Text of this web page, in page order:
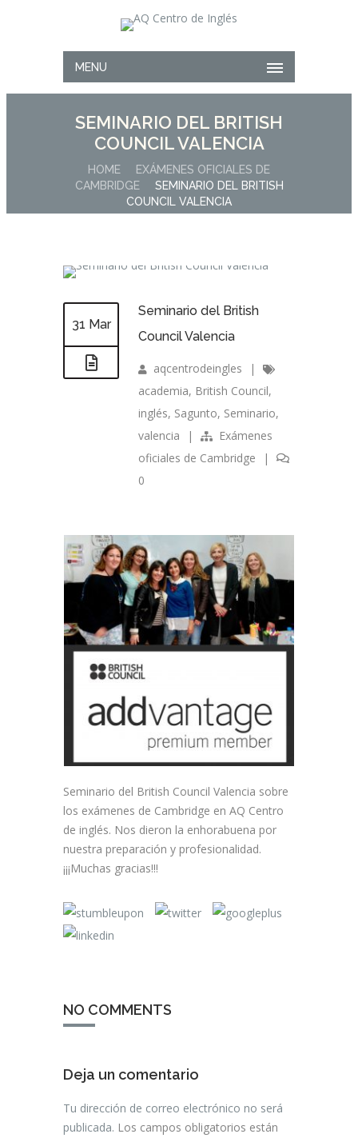
MENU
SEMINARIO DEL BRITISH
COUNCIL VALENCIA
HOME
EXÁMENES OFICIALES DE
CAMBRIDGE
SEMINARIO DEL BRITISH
COUNCIL VALENCIA
31 Mar
Seminario del British
Council Valencia
aqcentrodeingles
|
academia, British Council,
inglés, Sagunto, Seminario,
valencia
|
Exámenes
oficiales de Cambridge
|
0
Seminario del British Council Valencia sobre
los exámenes de Cambridge en AQ Centro
de inglés. Nos dieron la enhorabuena por
nuestra preparación y profesionalidad.
¡¡¡Muchas gracias!!!
NO COMMENTS
Deja un comentario
Tu dirección de correo electrónico no será
publicada. Los campos obligatorios están